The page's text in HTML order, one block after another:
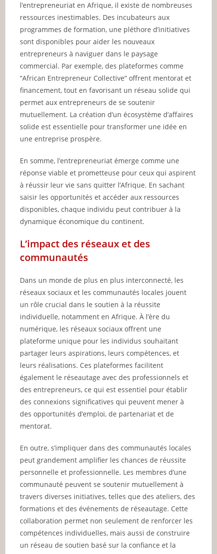
l’entrepreneuriat en Afrique, il existe de nombreuses
ressources inestimables. Des incubateurs aux
programmes de formation, une pléthore d’initiatives
sont disponibles pour aider les nouveaux
entrepreneurs à naviguer dans le paysage
commercial. Par exemple, des plateformes comme
“African Entrepreneur Collective” offrent mentorat et
financement, tout en favorisant un réseau solide qui
permet aux entrepreneurs de se soutenir
mutuellement. La création d’un écosystème d’affaires
solide est essentielle pour transformer une idée en
une entreprise prospère.
En somme, l’entrepreneuriat émerge comme une
réponse viable et prometteuse pour ceux qui aspirent
à réussir leur vie sans quitter l’Afrique. En sachant
saisir les opportunités et accéder aux ressources
disponibles, chaque individu peut contribuer à la
dynamique économique du continent.
L’impact des réseaux et des
communautés
Dans un monde de plus en plus interconnecté, les
réseaux sociaux et les communautés locales jouent
un rôle crucial dans le soutien à la réussite
individuelle, notamment en Afrique. À l’ère du
numérique, les réseaux sociaux offrent une
plateforme unique pour les individus souhaitant
partager leurs aspirations, leurs compétences, et
leurs réalisations. Ces plateformes facilitent
également le réseautage avec des professionnels et
des entrepreneurs, ce qui est essentiel pour établir
des connexions significatives qui peuvent mener à
des opportunités d’emploi, de partenariat et de
mentorat.
En outre, s’impliquer dans des communautés locales
peut grandement amplifier les chances de réussite
personnelle et professionnelle. Les membres d’une
communauté peuvent se soutenir mutuellement à
travers diverses initiatives, telles que des ateliers, des
formations et des événements de réseautage. Cette
collaboration permet non seulement de renforcer les
compétences individuelles, mais aussi de construire
un réseau de soutien basé sur la confiance et la